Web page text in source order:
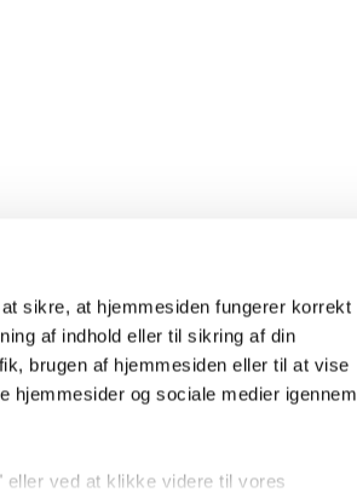
sikre, at hjemmesiden fungerer korrekt
af indhold eller til sikring af din
brugen af hjemmesiden eller til at vise
hjemmesider og sociale medier igennem
ved at klikke videre til vores